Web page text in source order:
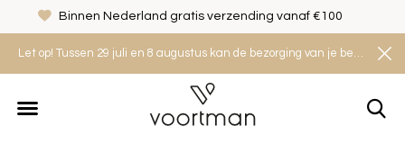
Let op! Tussen 29 juli en 8 augustus kan de bezorging van je bestelling iets langer duren. Houd rekening met een levertijd van 2 tot 4 werkdagen.
Veilig shoppen met het Thuiswinkel Waarborg